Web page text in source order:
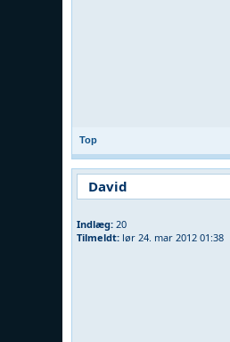
Top
David
Indlæg: 20
Tilmeldt: lør 24. mar 2012 01:38